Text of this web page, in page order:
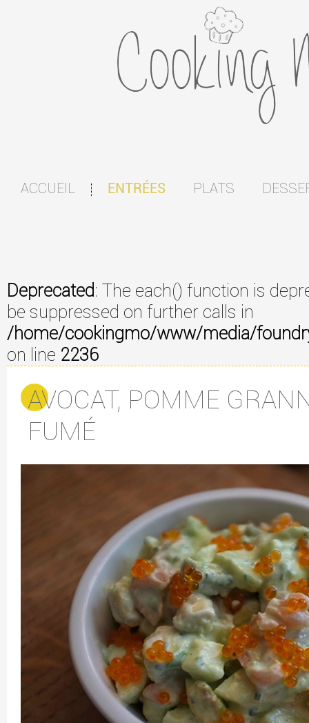
ACCUEIL ENTRÉES PLATS
Deprecated: The each() function is
be suppressed on further calls in
/home/cookingmo/www/media/
on line 2236
AVOCAT, POMME
FUMÉ